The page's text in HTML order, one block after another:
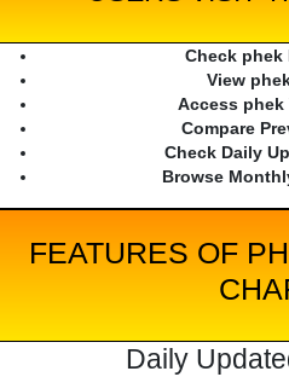
Check phek
View
Access phek
Compare
Check Daily
Browse
FEATURES OF
Daily